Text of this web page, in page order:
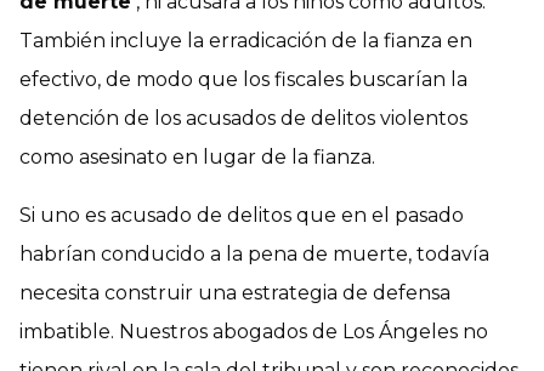
También incluye la erradicación de la fianza en
efectivo, de modo que los fiscales buscarían la
detención de los acusados de delitos violentos
como asesinato en lugar de la fianza.
Si uno es acusado de delitos que en el pasado
habrían conducido a la pena de muerte, todavía
necesita construir una estrategia de defensa
imbatible. Nuestros abogados de Los Ángeles no